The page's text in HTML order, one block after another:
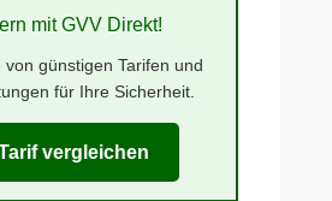
mit GVV Direkt!
von günstigen Tarifen und
für Ihre Sicherheit.
vergleichen